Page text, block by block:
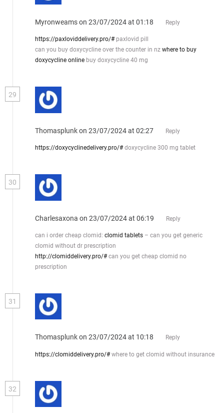
Myronweamson 23/07/2024 at 01:18 Reply
https://paxloviddelivery.pro/#paxlovid pill
can you buy doxycycline over the counter in nz where to buy
doxycycline online buy doxycycline 40 mg
29
Thomasplunkon 23/07/2024 at 02:27 Reply
https://doxycyclinedelivery.pro/#doxycycline 300 mg tablet
30
Charlesaxona on 23/07/2024 at 06:19 Reply
can i order cheap clomid: clomid tablets – can you get generic
clomid without dr prescription
http://clomiddelivery.pro/#can you get cheap clomid no
prescription
31
Thomasplunkon 23/07/2024 at 10:18 Reply
https://clomiddelivery.pro/#where to get clomid without insurance
32